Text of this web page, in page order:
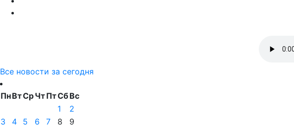
Все новости за сегодня
ПнВтСрЧтПтСбВс
1
2
3
4 5 6 7 8
9